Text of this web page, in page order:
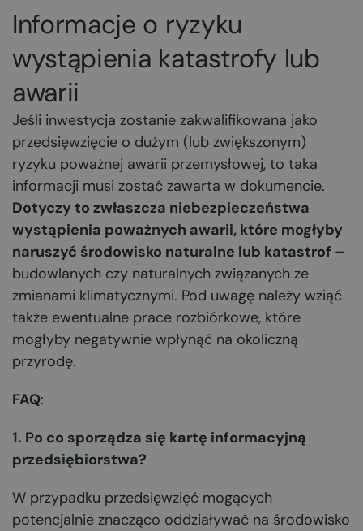
Informacje o ryzyku
wystąpienia katastrofy lub
awarii
Jeśli inwestycja zostanie zakwalifikowana jako
przedsięwzięcie o dużym (lub zwiększonym)
ryzyku poważnej awarii przemysłowej, to taka
informacji musi zostać zawarta w dokumencie.
Dotyczy to zwłaszcza niebezpieczeństwa
wystąpienia poważnych awarii, które mogłyby
naruszyć środowisko naturalne lub katastrof –
budowlanych czy naturalnych związanych ze
zmianami klimatycznymi. Pod uwagę należy wziąć
także ewentualne prace rozbiórkowe, które
mogłyby negatywnie wpłynąć na okoliczną
przyrodę.
FAQ:
1. Po co sporządza się kartę informacyjną
przedsiębiorstwa?
W przypadku przedsięwzięć mogących
potencjalnie znacząco oddziaływać na środowisko